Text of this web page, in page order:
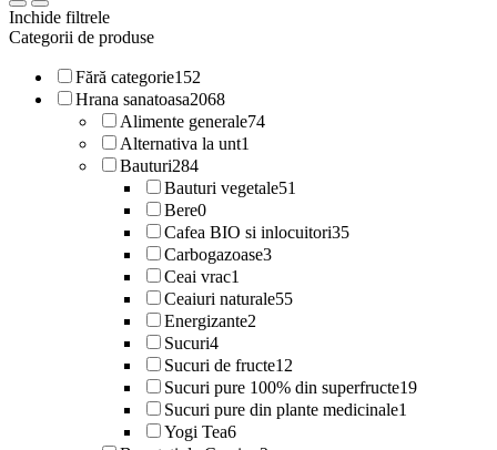
Inchide filtrele
Categorii de produse
Fără categorie152
Hrana sanatoasa2068
Alimente generale74
Alternativa la unt1
Bauturi284
Bauturi vegetale51
Bere0
Cafea BIO si inlocuitori35
Carbogazoase3
Ceai vrac1
Ceaiuri naturale55
Energizante2
Sucuri4
Sucuri de fructe12
Sucuri pure 100% din superfructe19
Sucuri pure din plante medicinale1
Yogi Tea6